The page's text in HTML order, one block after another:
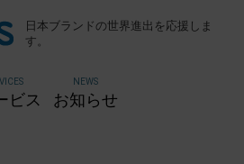
日本ブランドの世界進出を応援しま
す。
ビス
NEWS
お知らせ